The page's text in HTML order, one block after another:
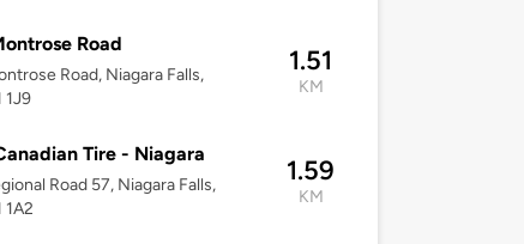
Road
Road, Niagara Falls,
1J9
1.51
KM
Tire - Niagara
Road 57, Niagara Falls,
1A2
1.59
KM